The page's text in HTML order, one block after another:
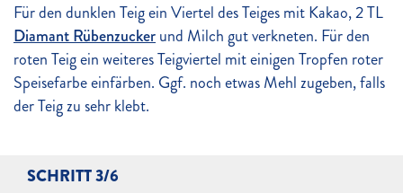
Für den dunklen Teig ein Viertel des Teiges mit Kakao, 2 TL
Diamant Rübenzuckerund Milch gut verkneten. Für den
roten Teig ein weiteres Teigviertel mit einigen Tropfen roter
Speisefarbe einfärben. Ggf. noch etwas Mehl zugeben, falls
der Teig zu sehr klebt.
SCHRITT 3/6